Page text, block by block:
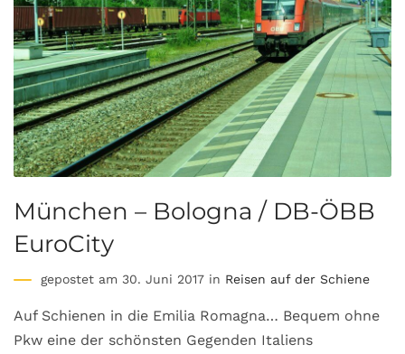
München – Bologna / DB-ÖBB
EuroCity
gepostet am 30. Juni 2017 in Reisen auf der Schiene
Auf Schienen in die Emilia Romagna… Bequem ohne
Pkw eine der schönsten Gegenden Italiens